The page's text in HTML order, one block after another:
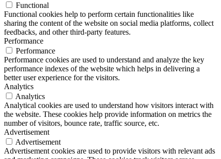
Functional
Functional cookies help to perform certain functionalities like
sharing the content of the website on social media platforms, collect
feedbacks, and other third-party features.
Performance
Performance
Performance cookies are used to understand and analyze the key
performance indexes of the website which helps in delivering a
better user experience for the visitors.
Analytics
Analytics
Analytical cookies are used to understand how visitors interact with
the website. These cookies help provide information on metrics the
number of visitors, bounce rate, traffic source, etc.
Advertisement
Advertisement
Advertisement cookies are used to provide visitors with relevant ads